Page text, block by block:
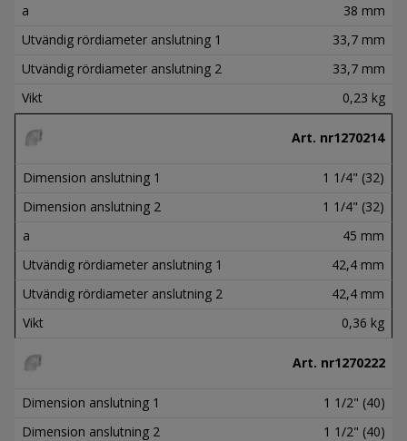
a
38 mm
Utvändig rördiameter anslutning 1
33,7 mm
Utvändig rördiameter anslutning 2
33,7 mm
Vikt
0,23 kg
Art. nr1270214
Dimension anslutning 1
1 1/4" (32)
Dimension anslutning 2
1 1/4" (32)
a
45 mm
Utvändig rördiameter anslutning 1
42,4 mm
Utvändig rördiameter anslutning 2
42,4 mm
Vikt
0,36 kg
Art. nr1270222
Dimension anslutning 1
1 1/2" (40)
Dimension anslutning 2
1 1/2" (40)